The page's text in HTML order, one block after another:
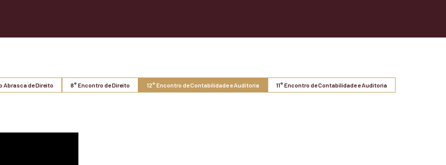
Abrasca de Direito 8° Encontro de Direito 12° Encontro de Contabilidade e Auditoria 11° Encontro de Contabilidade e Auditoria